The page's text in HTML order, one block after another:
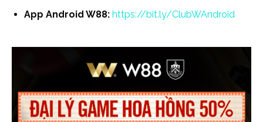
App Android W88: https://bit.ly/ClubWAndroid